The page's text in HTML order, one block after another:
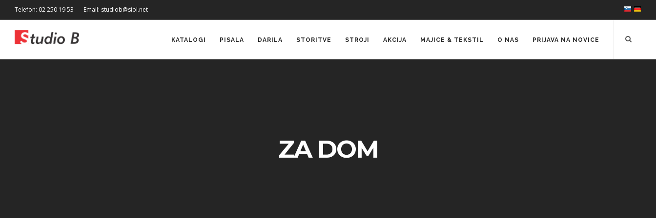
Telefon: 02 250 19 53 Email: studiob@siol.net
KATALOGI PISALA DARILA STORITVE STROJI AKCIJA MAJICE & TEKSTIL O NAS PRIJAVA NA NOVICE
ZA DOM